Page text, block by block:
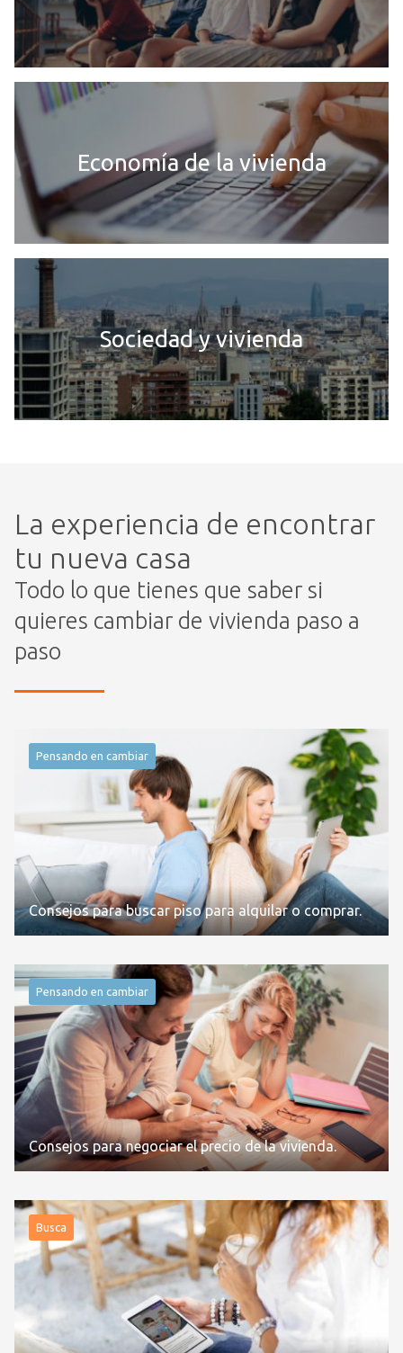
Economía de la vivienda
Sociedad y vivienda
La experiencia de encontrar
tu nueva casa
Todo lo que tienes que saber si
quieres cambiar de vivienda paso a
paso
Pensando en cambiar
Consejos para buscar piso para alquilar o comprar.
Pensando en cambiar
Consejos para negociar el precio de la vivienda.
Busca